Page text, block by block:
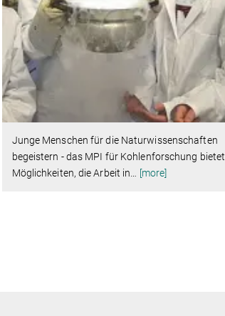
Junge Menschen für die Naturwissenschaften
begeistern - das MPI für Kohlenforschung bietet
Möglichkeiten, die Arbeit in
[more]